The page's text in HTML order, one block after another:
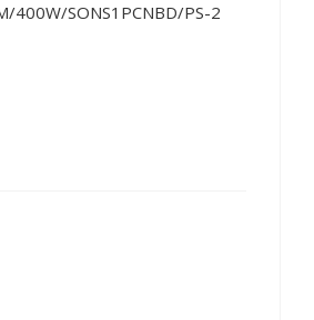
400W/SONS1PCNBD/PS-2